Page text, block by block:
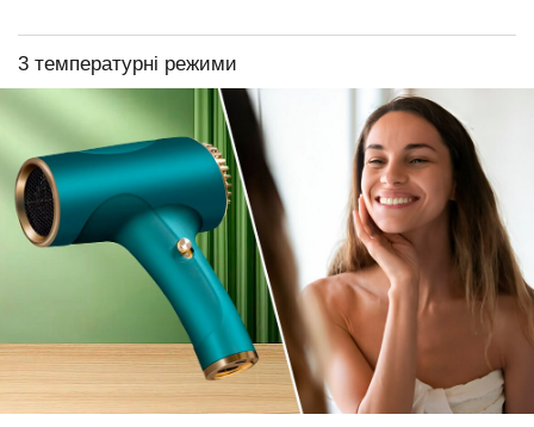
3 температурні режими